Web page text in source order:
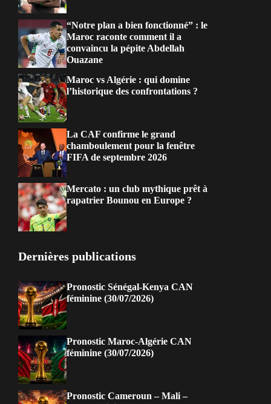
“Notre plan a bien fonctionné” : le
Maroc raconte comment il a
convaincu la pépite Abdellah
Ouazane
Maroc vs Algérie : qui domine
l’historique des confrontations ?
La CAF confirme le grand
chamboulement pour la fenêtre
FIFA de septembre 2026
Mercato : un club mythique prêt à
rapatrier Bounou en Europe ?
Dernières publications
Pronostic Sénégal-Kenya CAN
féminine (30/07/2026)
Pronostic Maroc-Algérie CAN
féminine (30/07/2026)
Pronostic Cameroun – Mali –